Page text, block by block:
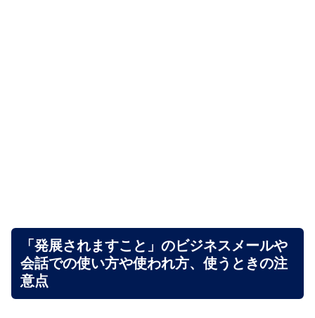
「発展されますこと」のビジネスメールや
会話での使い方や使われ方、使うときの注
意点